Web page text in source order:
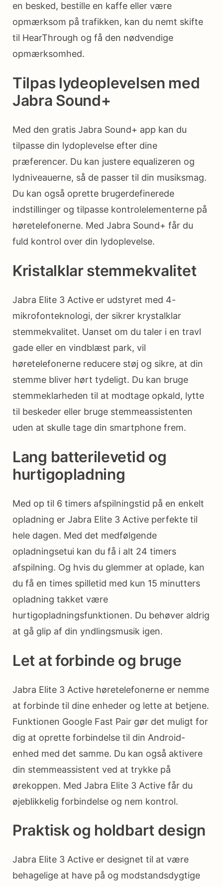
en besked, bestille en kaffe eller være
opmærksom på trafikken, kan du nemt skifte
til HearThrough og få den nødvendige
opmærksomhed.
Tilpas lydeoplevelsen med
Jabra Sound+
Med den gratis Jabra Sound+ app kan du
tilpasse din lydoplevelse efter dine
præferencer. Du kan justere equalizeren og
lydniveauerne, så de passer til din musiksmag.
Du kan også oprette brugerdefinerede
indstillinger og tilpasse kontrolelementerne på
høretelefonerne. Med Jabra Sound+ får du
fuld kontrol over din lydoplevelse.
Kristalklar stemmekvalitet
Jabra Elite 3 Active er udstyret med 4-
mikrofonteknologi, der sikrer krystalklar
stemmekvalitet. Uanset om du taler i en travl
gade eller en vindblæst park, vil
høretelefonerne reducere støj og sikre, at din
stemme bliver hørt tydeligt. Du kan bruge
stemmeklarheden til at modtage opkald, lytte
til beskeder eller bruge stemmeassistenten
uden at skulle tage din smartphone frem.
Lang batterilevetid og
hurtigopladning
Med op til 6 timers afspilningstid på en enkelt
opladning er Jabra Elite 3 Active perfekte til
hele dagen. Med det medfølgende
opladningsetui kan du få i alt 24 timers
afspilning. Og hvis du glemmer at oplade, kan
du få en times spilletid med kun 15 minutters
opladning takket være
hurtigopladningsfunktionen. Du behøver aldrig
at gå glip af din yndlingsmusik igen.
Let at forbinde og bruge
Jabra Elite 3 Active høretelefonerne er nemme
at forbinde til dine enheder og lette at betjene.
Funktionen Google Fast Pair gør det muligt for
dig at oprette forbindelse til din Android-
enhed med det samme. Du kan også aktivere
din stemmeassistent ved at trykke på
ørekoppen. Med Jabra Elite 3 Active får du
øjeblikkelig forbindelse og nem kontrol.
Praktisk og holdbart design
Jabra Elite 3 Active er designet til at være
behagelige at have på og modstandsdygtige